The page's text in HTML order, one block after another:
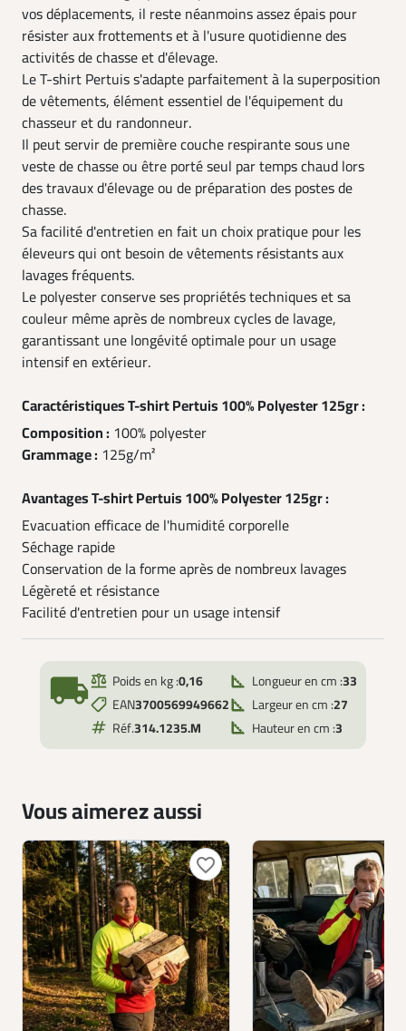
vos déplacements, il reste néanmoins assez épais pour
résister aux frottements et à l'usure quotidienne des
activités de chasse et d'élevage.
Le T-shirt Pertuis s'adapte parfaitement à la superposition
de vêtements, élément essentiel de l'équipement du
chasseur et du randonneur.
Il peut servir de première couche respirante sous une
veste de chasse ou être porté seul par temps chaud lors
des travaux d'élevage ou de préparation des postes de
chasse.
Sa facilité d'entretien en fait un choix pratique pour les
éleveurs qui ont besoin de vêtements résistants aux
lavages fréquents.
Le polyester conserve ses propriétés techniques et sa
couleur même après de nombreux cycles de lavage,
garantissant une longévité optimale pour un usage
intensif en extérieur.
Caractéristiques T-shirt Pertuis 100% Polyester 125gr :
Composition : 100% polyester
Grammage : 125g/m²
Avantages T-shirt Pertuis 100% Polyester 125gr :
Evacuation efficace de l'humidité corporelle
Séchage rapide
Conservation de la forme après de nombreux lavages
Légèreté et résistance
Facilité d'entretien pour un usage intensif
local_shipping Poids en kg :0,16
EAN3700569949662
Réf.314.1235.M
Longueur en cm :33
Largeur en cm :27
Hauteur en cm :3
Vous aimerez aussi
favorite_border